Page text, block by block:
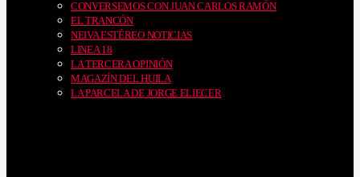
CONVERSEMOS CON JUAN CARLOS RAMÓN
EL TRANCÓN
NEIVA ESTÉREO NOTICIAS
LINEA 18
LA TERCERA OPINIÓN
MAGAZÍN DEL HUILA
LA PARCELA DE JORGE ELIECER